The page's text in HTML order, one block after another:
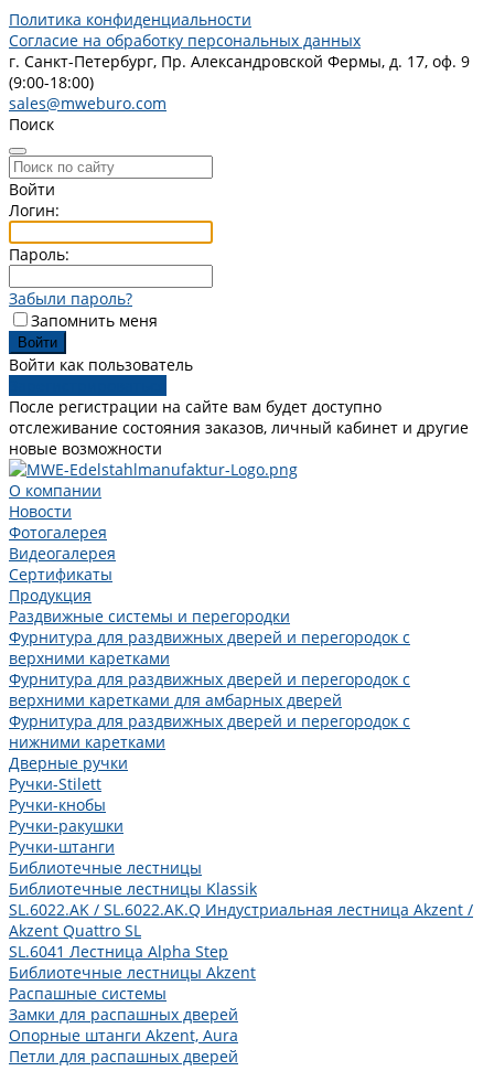
Политика конфиденциальности
Согласие на обработку персональных данных
г. Санкт-Петербург, Пр. Александровской Фермы, д. 17, оф. 9
(9:00-18:00)
sales@mweburo.com
Поиск
Войти
Логин:
Пароль:
Забыли пароль?
Запомнить меня
Войти как пользователь
После регистрации на сайте вам будет доступно
отслеживание состояния заказов, личный кабинет и другие
новые возможности
О компании
Новости
Фотогалерея
Видеогалерея
Сертификаты
Продукция
Раздвижные системы и перегородки
Фурнитура для раздвижных дверей и перегородок с
верхними каретками
Фурнитура для раздвижных дверей и перегородок с
верхними каретками для амбарных дверей
Фурнитура для раздвижных дверей и перегородок с
нижними каретками
Дверные ручки
Ручки-Stilett
Ручки-кнобы
Ручки-ракушки
Ручки-штанги
Библиотечные лестницы
Библиотечные лестницы Klassik
SL.6022.AK / SL.6022.AK.Q Индустриальная лестница Akzent /
Akzent Quattro SL
SL.6041 Лестница Alpha Step
Библиотечные лестницы Akzent
Распашные системы
Замки для распашных дверей
Опорные штанги Akzent, Aura
Петли для распашных дверей